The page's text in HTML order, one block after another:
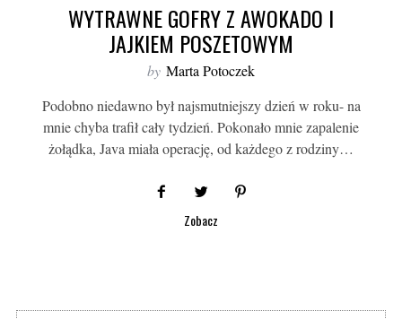
WYTRAWNE GOFRY Z AWOKADO I
JAJKIEM POSZETOWYM
by Marta Potoczek
Podobno niedawno był najsmutniejszy dzień w roku- na
mnie chyba trafił cały tydzień. Pokonało mnie zapalenie
żołądka, Java miała operację, od każdego z rodziny…
Zobacz